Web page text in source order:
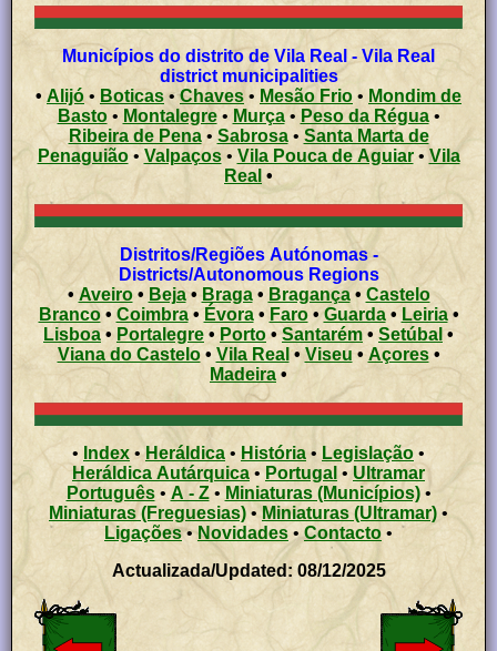
Municípios do distrito de Vila Real - Vila Real
district municipalities
• Alijó • Boticas •Chaves • Mesão Frio • Mondim de
Basto• Montalegre• Murça• Peso da Régua•
Ribeira de Pena• Sabrosa• Santa Marta de
Penaguião•Valpaços• Vila Pouca de Aguiar• Vila
Real •
Distritos/Regiões Autónomas -
Districts/Autonomous Regions
• Aveiro• Beja• Braga• Bragança• Castelo
Branco• Coimbra• Évora• Faro•Guarda• Leiria•
Lisboa• Portalegre • Porto•Santarém • Setúbal •
Viana do Castelo• Vila Real •Viseu • Açores •
Madeira •
• Index • Heráldica • História • Legislação •
Heráldica Autárquica • Portugal •Ultramar
Português• A - Z• Miniaturas (Municípios)•
Miniaturas (Freguesias)•Miniaturas (Ultramar) •
Ligações•Novidades •Contacto •
Actualizada/Updated: 08/12/2025